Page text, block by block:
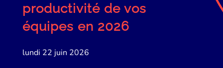
productivité de vos
équipes en 2026
lundi 22 juin 2026